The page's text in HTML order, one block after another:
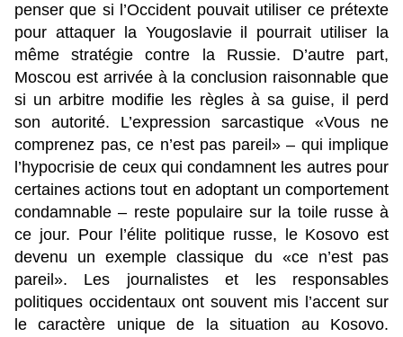
penser que si l’Occident pouvait utiliser ce prétexte
pour attaquer la Yougoslavie il pourrait utiliser la
même stratégie contre la Russie. D’autre part,
Moscou est arrivée à la conclusion raisonnable que
si un arbitre modifie les règles à sa guise, il perd
son autorité. L’expression sarcastique «Vous ne
comprenez pas, ce n’est pas pareil» – qui implique
l’hypocrisie de ceux qui condamnent les autres pour
certaines actions tout en adoptant un comportement
condamnable – reste populaire sur la toile russe à
ce jour. Pour l’élite politique russe, le Kosovo est
devenu un exemple classique du «ce n’est pas
pareil». Les journalistes et les responsables
politiques occidentaux ont souvent mis l’accent sur
le caractère unique de la situation au Kosovo.